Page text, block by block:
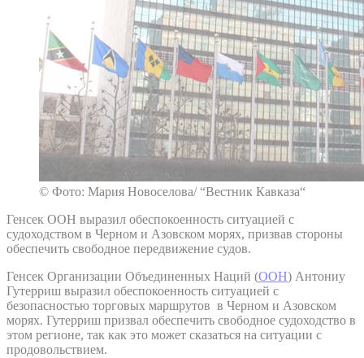
© Фото: Мария Новоселова/ “Вестник Кавказа“
Генсек ООН выразил обеспокоенность ситуацией с
судоходством в Черном и Азовском морях, призвав стороны
обеспечить свободное передвижение судов.
Генсек Организации Объединенных Наций (ООН) Антониу
Гутерриш выразил обеспокоенность ситуацией с
безопасностью торговых маршрутов в Черном и Азовском
морях. Гутерриш призвал обеспечить свободное судоходство в
этом регионе, так как это может сказаться на ситуации с
продовольствием.